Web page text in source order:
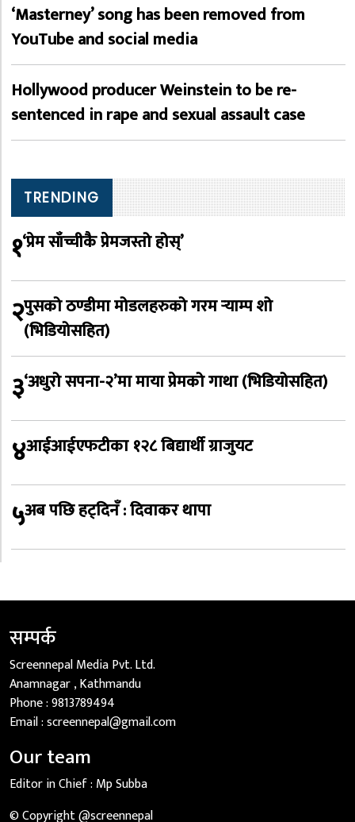
‘Masterney’ song has been removed from
YouTube and social media
Hollywood producer Weinstein to be re-
sentenced in rape and sexual assault case
TRENDING
१‘प्रेम साँच्चीकै प्रेमजस्तो होस्’
२पुसको ठण्डीमा मोडलहरुको गरम र्‍याम्प शो
(भिडियोसहित)
३‘अधुरो सपना-२’मा माया प्रेमको गाथा (भिडियोसहित)
४आईआईएफटीका १२८ बिद्यार्थी ग्राजुयट
५अब पछि हट्दिनँ : दिवाकर थापा
सम्पर्क
Screennepal Media Pvt. Ltd.
Anamnagar , Kathmandu
Phone :9813789494
Email :screennepal@gmail.com
Our team
Editor in Chief : Mp Subba
© Copyright @screennepal